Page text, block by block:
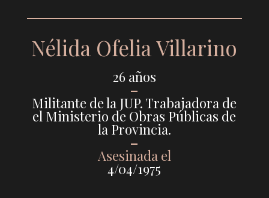
Nélida Ofelia Villarino
26 años
–
Militante de la JUP. Trabajadora de
el Ministerio de Obras Públicas de
la Provincia.
–
Asesinada el
4/04/1975